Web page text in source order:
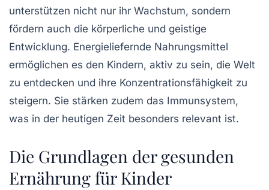
unterstützen nicht nur ihr Wachstum, sondern
fördern auch die körperliche und geistige
Entwicklung. Energieliefernde Nahrungsmittel
ermöglichen es den Kindern, aktiv zu sein, die Welt
zu entdecken und ihre Konzentrationsfähigkeit zu
steigern. Sie stärken zudem das Immunsystem,
was in der heutigen Zeit besonders relevant ist.
Die Grundlagen der gesunden
Ernährung für Kinder